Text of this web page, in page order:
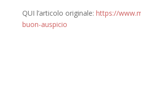
QUI l’articolo originale: https://
buon-auspicio